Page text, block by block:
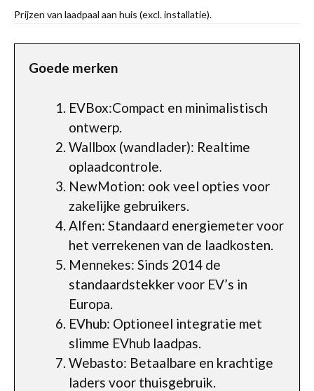
Prijzen van laadpaal aan huis (excl. installatie).
Goede merken
EVBox:Compact en minimalistisch
ontwerp.
Wallbox (wandlader): Realtime
oplaadcontrole.
NewMotion: ook veel opties voor
zakelijke gebruikers.
Alfen: Standaard energiemeter voor
het verrekenen van de laadkosten.
Mennekes: Sinds 2014 de
standaardstekker voor EV’s in
Europa.
EVhub: Optioneel integratie met
slimme EVhub laadpas.
Webasto: Betaalbare en krachtige
laders voor thuisgebruik.